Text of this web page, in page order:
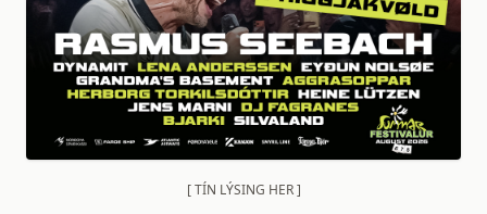
[ TÍN LÝSING HER ]